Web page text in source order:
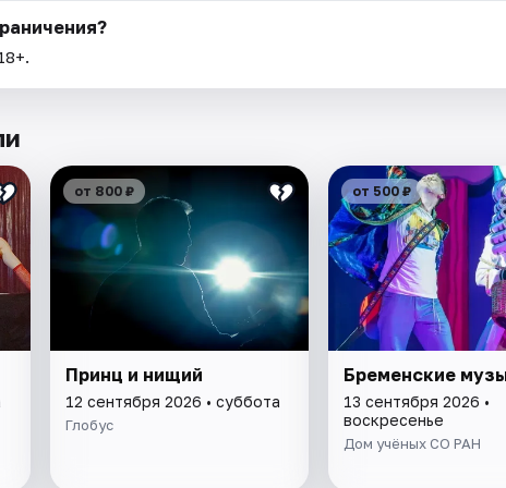
от 800 ₽
Принц и нищий
12 сентября 2026 • суббота
Глобус
от 500 ₽
Бременские
13 сентября 2026 •
воскресенье
Дом учёных СО РАН